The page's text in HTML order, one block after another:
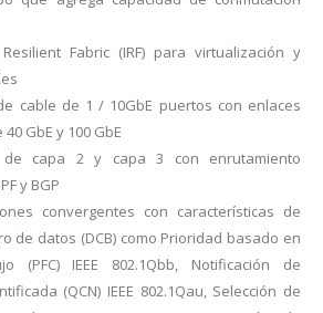
Fabric (IRF) para virtualización y
cable de 1 / 10GbE puertos con enlaces
GbE y 100 GbE
de capa 2 y capa 3 con enrutamiento
y BGP
convergentes con características de
de datos (DCB) como Prioridad basado en
(PFC) IEEE 802.1Qbb, Notificación de
(QCN) IEEE 802.1Qau, Selección de